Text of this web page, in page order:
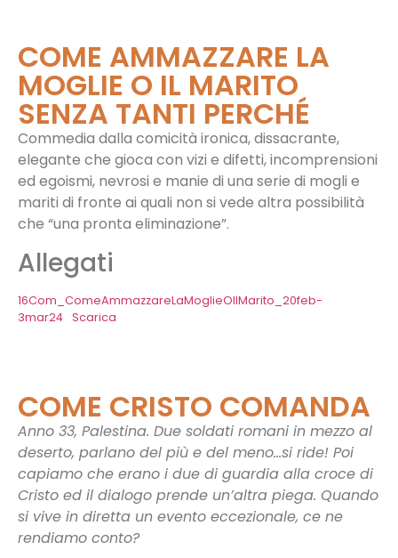
COME AMMAZZARE LA
MOGLIE O IL MARITO
SENZA TANTI PERCHÉ
Commedia dalla comicità ironica, dissacrante,
elegante che gioca con vizi e difetti, incomprensioni
ed egoismi, nevrosi e manie di una serie di mogli e
mariti di fronte ai quali non si vede altra possibilità
che “una pronta eliminazione”.
Allegati
16Com_ComeAmmazzareLaMoglieOIlMarito_20feb-
3mar24 Scarica
COME CRISTO COMANDA
Anno 33, Palestina. Due soldati romani in mezzo al
deserto, parlano del più e del meno…si ride! Poi
capiamo che erano i due di guardia alla croce di
Cristo ed il dialogo prende un’altra piega. Quando
si vive in diretta un evento eccezionale, ce ne
rendiamo conto?